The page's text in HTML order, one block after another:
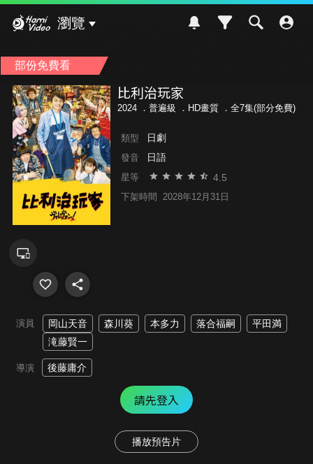
瀏覽
部份免費看
比利治玩家
2024 ． 普遍級 ．HD畫質 ．全7集(部分免費)
類型 日劇
發音 日語
星等 4.5
下架時間 2028年12月31日
演員 岡山天音 森川葵 本多力 落合福嗣
平田満
滝藤賢一
導演 後藤庸介
請先登入
播放預告片